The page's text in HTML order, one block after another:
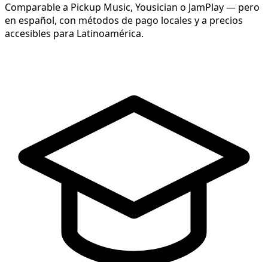
Comparable a Pickup Music, Yousician o JamPlay — pero
en español, con métodos de pago locales y a precios
accesibles para Latinoamérica.